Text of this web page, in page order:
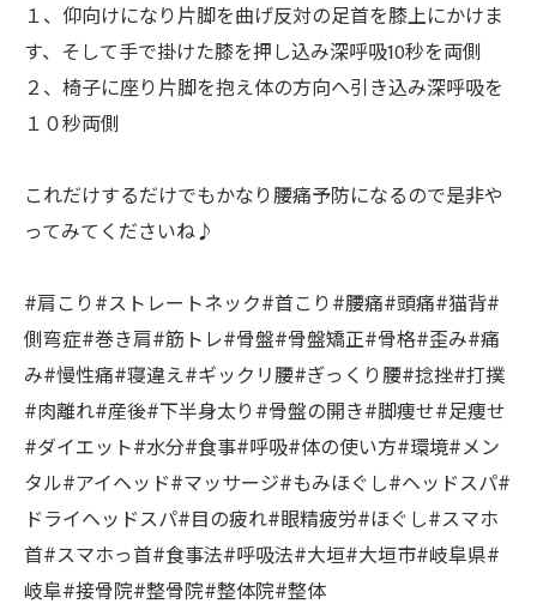
１、仰向けになり片脚を曲げ反対の足首を膝上にかけま
す、そして手で掛けた膝を押し込み深呼吸10秒を両側
２、椅子に座り片脚を抱え体の方向へ引き込み深呼吸を
１０秒両側
これだけするだけでもかなり腰痛予防になるので是非や
ってみてくださいね♪
#肩こり#ストレートネック#首こり#腰痛#頭痛#猫背#
側弯症#巻き肩#筋トレ#骨盤#骨盤矯正#骨格#歪み#痛
み#慢性痛#寝違え#ギックリ腰#ぎっくり腰#捻挫#打撲
#肉離れ#産後#下半身太り#骨盤の開き#脚痩せ#足痩せ
#ダイエット#水分#食事#呼吸#体の使い方#環境#メン
タル#アイヘッド#マッサージ#もみほぐし#ヘッドスパ#
ドライヘッドスパ#目の疲れ#眼精疲労#ほぐし#スマホ
首#スマホっ首#食事法#呼吸法#大垣#大垣市#岐阜県#
岐阜#接骨院#整骨院#整体院#整体